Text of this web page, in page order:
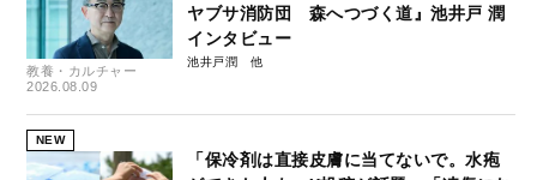
教養・カルチャー
2026.08.09
ヤブサ消防団 森へつづく道』池井戸 潤
インタビュー
池井戸潤
NEW
「保冷剤は直接皮膚に当てないで。水疱